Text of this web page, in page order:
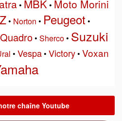
• MBK• Moto Morini
• Norton • Peugeot •
Quadro• Sherco• Suzuki
• Vespa• Victory• Voxan